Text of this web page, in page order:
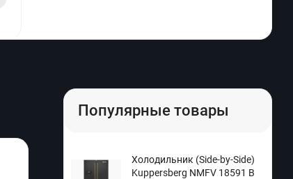
Популярные товары
Холодильник (Side-by-Side)
Kuppersberg NMFV 18591 B